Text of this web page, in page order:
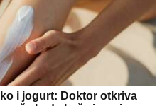
i jogurt: Doktor otkriva